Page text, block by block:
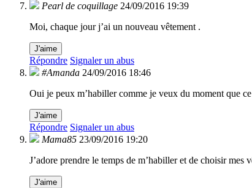
Pearl de coquillage 24/09/2016 19:39
Moi, chaque jour j’ai un nouveau vêtement .
J'aime
Répondre Signaler un abus
#Amanda 24/09/2016 18:46
Oui je peux m’habiller comme je veux du moment que
J'aime
Répondre Signaler un abus
Mama85 23/09/2016 19:20
J’adore prendre le temps de m’habiller et de choisir mes
J'aime